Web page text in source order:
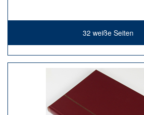
32 weiße Seiten